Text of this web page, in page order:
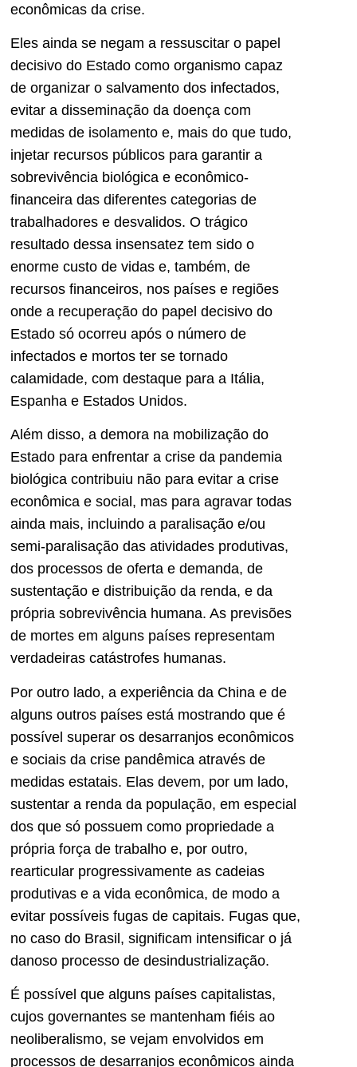
econômicas da crise.
Eles ainda se negam a ressuscitar o papel
decisivo do Estado como organismo capaz
de organizar o salvamento dos infectados,
evitar a disseminação da doença com
medidas de isolamento e, mais do que tudo,
injetar recursos públicos para garantir a
sobrevivência biológica e econômico-
financeira das diferentes categorias de
trabalhadores e desvalidos. O trágico
resultado dessa insensatez tem sido o
enorme custo de vidas e, também, de
recursos financeiros, nos países e regiões
onde a recuperação do papel decisivo do
Estado só ocorreu após o número de
infectados e mortos ter se tornado
calamidade, com destaque para a Itália,
Espanha e Estados Unidos.
Além disso, a demora na mobilização do
Estado para enfrentar a crise da pandemia
biológica contribuiu não para evitar a crise
econômica e social, mas para agravar todas
ainda mais, incluindo a paralisação e/ou
semi-paralisação das atividades produtivas,
dos processos de oferta e demanda, de
sustentação e distribuição da renda, e da
própria sobrevivência humana. As previsões
de mortes em alguns países representam
verdadeiras catástrofes humanas.
Por outro lado, a experiência da China e de
alguns outros países está mostrando que é
possível superar os desarranjos econômicos
e sociais da crise pandêmica através de
medidas estatais. Elas devem, por um lado,
sustentar a renda da população, em especial
dos que só possuem como propriedade a
própria força de trabalho e, por outro,
rearticular progressivamente as cadeias
produtivas e a vida econômica, de modo a
evitar possíveis fugas de capitais. Fugas que,
no caso do Brasil, significam intensificar o já
danoso processo de desindustrialização.
É possível que alguns países capitalistas,
cujos governantes se mantenham fiéis ao
neoliberalismo, se vejam envolvidos em
processos de desarranjos econômicos ainda